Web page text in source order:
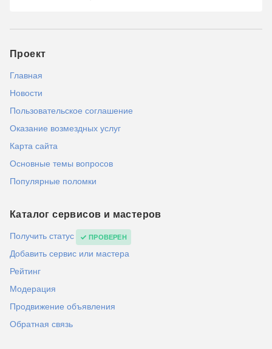
Проект
Главная
Новости
Пользовательское соглашение
Оказание возмездных услуг
Карта сайта
Основные темы вопросов
Популярные поломки
Каталог сервисов и мастеров
Получить статус ПРОВЕРЕН
Добавить сервис или мастера
Рейтинг
Модерация
Продвижение объявления
Обратная связь